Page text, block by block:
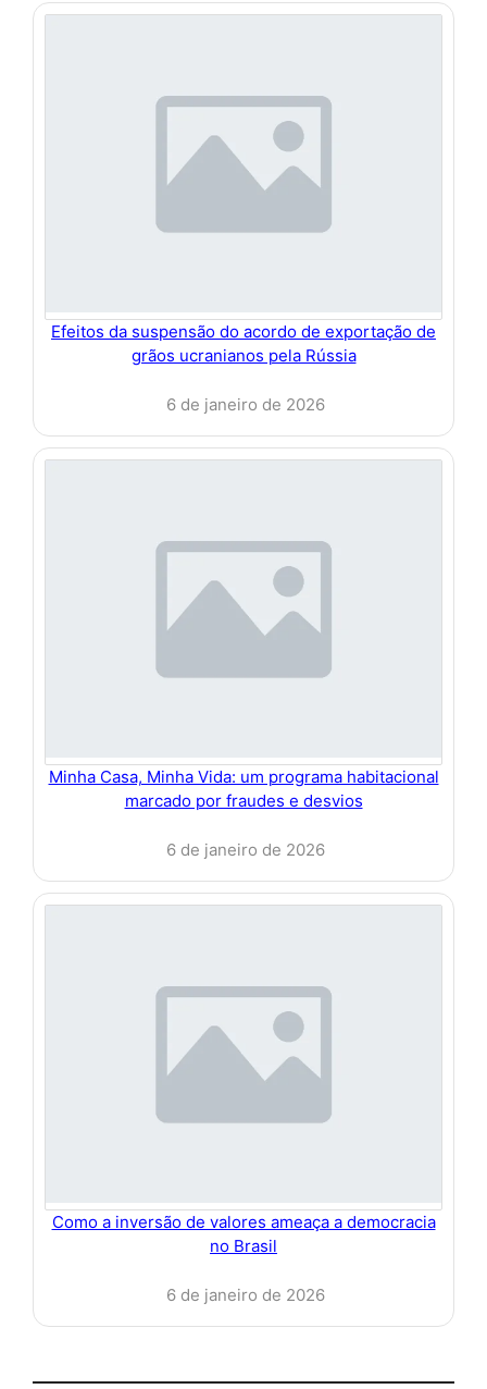
Efeitos da suspensão do acordo de exportação de
grãos ucranianos pela Rússia
6 de janeiro de 2026
Minha Casa, Minha Vida: um programa habitacional
marcado por fraudes e desvios
6 de janeiro de 2026
Como a inversão de valores ameaça a democracia
no Brasil
6 de janeiro de 2026